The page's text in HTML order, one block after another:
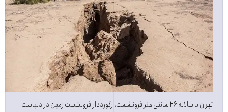
تهران با سالانه ۳۶ سانتی متر فرونشست، رکورددار فرونشست زمین در دنیاست